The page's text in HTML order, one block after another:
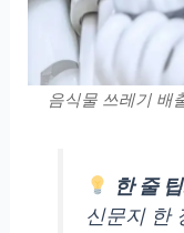
음식물 쓰레기 배
한 줄 팁
신문지 한